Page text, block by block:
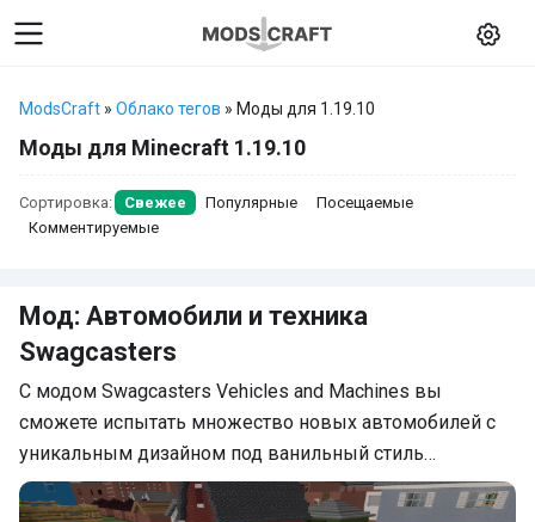
ModsCraft » Облако тегов » Моды для 1.19.10
Моды для Minecraft 1.19.10
Сортировка: Свежее Популярные
Посещаемые
Комментируемые
Мод: Автомобили и техника
Swagcasters
С модом Swagcasters Vehicles and Machines вы
сможете испытать множество новых автомобилей с
уникальным дизайном под ванильный стиль…